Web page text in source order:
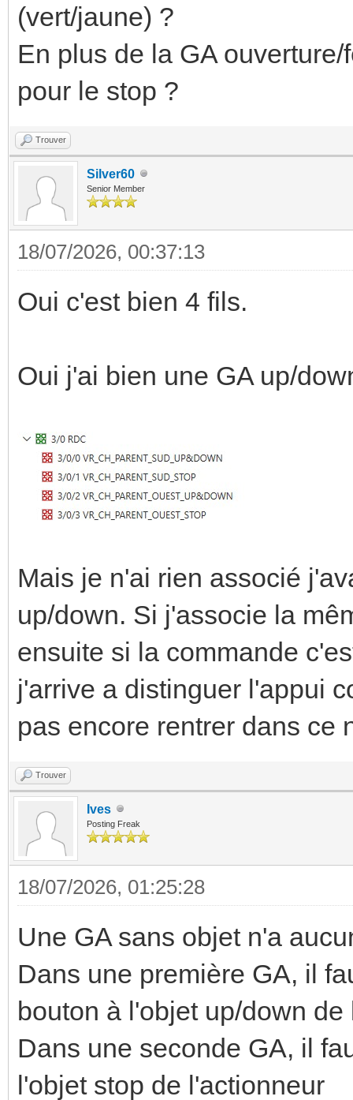
(vert/jaune) ?
En plus de la GA
pour le stop ?
Trouver
Silver60
Senior Member
18/07/2026, 00:37:13
Oui c'est bien 4 fils.
Oui j'ai bien une GA up/
Mais je n'ai rien associé
up/down. Si j'associe la
ensuite si la commande
j'arrive a distinguer l'appui
pas encore rentrer dans ce
Trouver
Ives
Posting Freak
18/07/2026, 01:25:28
Une GA sans objet n'a
Dans une première GA, il
bouton à l'objet up/down de
Dans une seconde GA, il
l'objet stop de l'actionneur